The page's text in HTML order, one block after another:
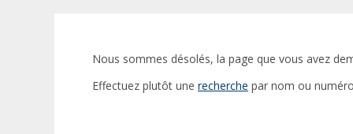
Nous sommes désolés, la page que vous avez
Effectuez plutôt une recherche par nom ou